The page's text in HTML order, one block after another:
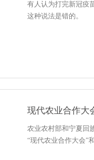
有人认为打完新冠疫
这种说法是错的。
现代农业合作大
农业农村部和宁夏回
“现代农业合作大会”